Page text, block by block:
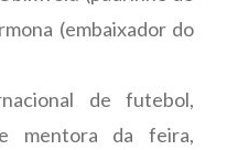
(embaixador do
de futebol,
mentora da feira,